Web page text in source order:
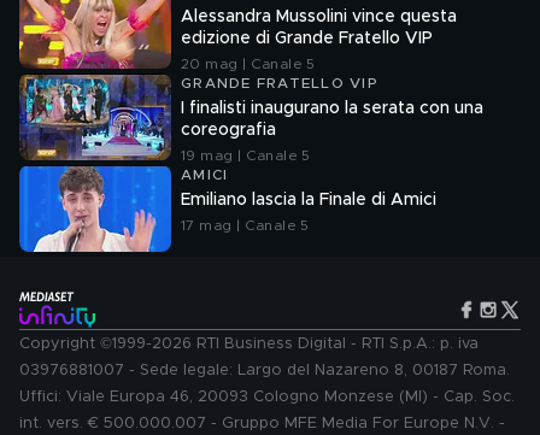
Alessandra Mussolini vince questa
edizione di Grande Fratello VIP
20 mag | Canale 5
GRANDE FRATELLO VIP
I finalisti inaugurano la serata con una
coreografia
19 mag | Canale 5
AMICI
Emiliano lascia la Finale di Amici
17 mag | Canale 5
Copyright ©1999-2026 RTI Business Digital - RTI S.p.A.: p. iva
03976881007 - Sede legale: Largo del Nazareno 8, 00187 Roma.
Uffici: Viale Europa 46, 20093 Cologno Monzese (MI) - Cap. Soc.
int. vers. € 500.000.007 - Gruppo MFE Media For Europe N.V. -